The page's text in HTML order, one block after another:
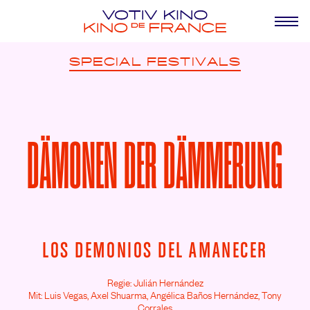
SPECIAL FESTIVALS
DÄMONEN DER DÄMMERUNG
LOS DEMONIOS DEL AMANECER
Regie: Julián Hernández
Mit: Luis Vegas, Axel Shuarma, Angélica Baños Hernández, Tony
Corrales